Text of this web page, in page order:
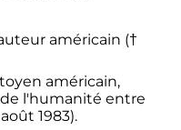
américain (†
américain,
l'humanité entre
août 1983).